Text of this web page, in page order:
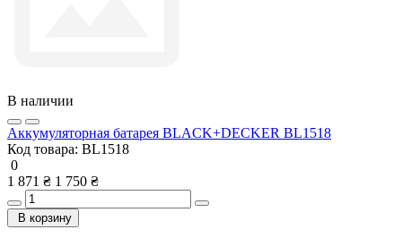
В наличии
Аккумуляторная батарея BLACK+DECKER BL1518
Код товара: BL1518
0
1 871 ₴ 1 750 ₴
В корзину